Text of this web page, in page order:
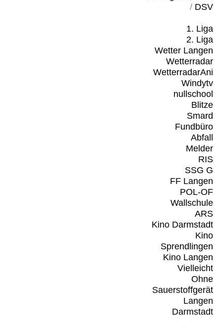
/ DSV
1. Liga
2. Liga
Wetter Langen
Wetterradar
WetterradarAni
Windytv
nullschool
Blitze
Smard
Fundbüro
Abfall
Melder
RIS
SSG G
FF Langen
POL-OF
Wallschule
ARS
Kino Darmstadt
Kino
Sprendlingen
Kino Langen
Vielleicht
Ohne
Sauerstoffgerät
Langen
Darmstadt